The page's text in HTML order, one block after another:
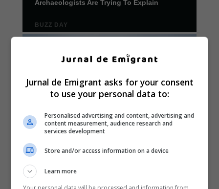
Jurnal de Emigrant asks for your consent
to use your personal data to:
Personalised advertising and content, advertising and
content measurement, audience research and
services development
Store and/or access information on a device
Learn more